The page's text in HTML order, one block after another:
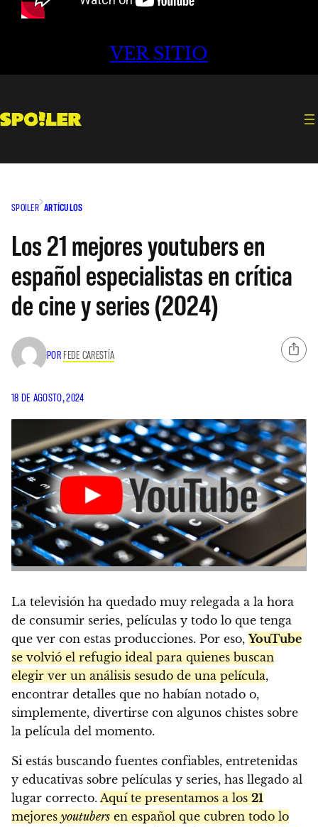
VER SITIO
SPOILER ARTÍCULOS
Los 21 mejores youtubers en
español especialistas en crítica
de cine y series (2024)
POR FEDE CARESTÍA
18 DE AGOSTO, 2024
La televisión ha quedado muy relegada a la hora
de consumir series, películas y todo lo que tenga
que ver con estas producciones. Por eso,YouTube
se volvió el refugio ideal para quienes buscan
elegir ver un análisis sesudo de una película,
encontrar detalles que no habían notado o,
simplemente, divertirse con algunos chistes sobre
la película del momento.
Si estás buscando fuentes confiables, entretenidas
y educativas sobre películas y series, has llegado al
lugar correcto. Aquí te presentamos a los 21
mejores youtubers en español que cubren todo lo